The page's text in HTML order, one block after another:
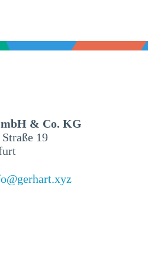
& Co. KG
19